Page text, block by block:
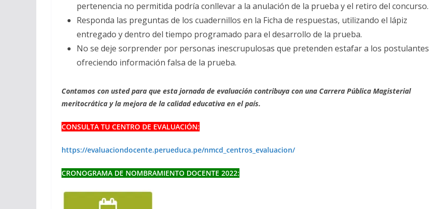
pertenencia no permitida podría conllevar a la anulación de la prueba y el retiro del concurso.
Responda las preguntas de los cuadernillos en la Ficha de respuestas, utilizando el lápiz
entregado y dentro del tiempo programado para el desarrollo de la prueba.
No se deje sorprender por personas inescrupulosas que pretenden estafar a los postulantes
ofreciendo información falsa de la prueba.
Contamos con usted para que esta jornada de evaluación contribuya con una Carrera Pública Magisterial
meritocrática y la mejora de la calidad educativa en el país.
CONSULTA TU CENTRO DE EVALUACIÓN:
https://evaluaciondocente.perueduca.pe/nmcd_centros_evaluacion/
CRONOGRAMA DE NOMBRAMIENTO DOCENTE 2022: